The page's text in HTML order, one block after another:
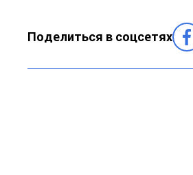
Поделиться в соцсетях